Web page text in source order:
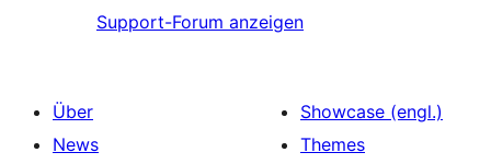
Support-Forum anzeigen
Über
News
Showcase (engl.)
Themes